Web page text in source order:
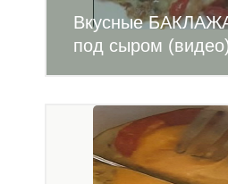
Вкусные
под сыром